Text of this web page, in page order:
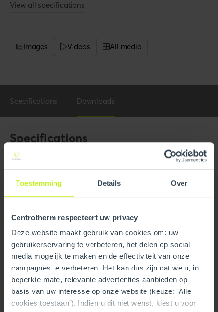
Toestemming Details Over
Centrotherm respecteert uw privacy
Deze website maakt gebruik van cookies om: uw
gebruikerservaring te verbeteren, het delen op social
media mogelijk te maken en de effectiviteit van onze
campagnes te verbeteren. Het kan dus zijn dat we u, in
beperkte mate, relevante advertenties aanbieden op
basis van uw interesse op onze website (keuze: 'Alle
cookies toestaan'). Indien u dit niet wenst, kiest u voor
View all specifications
Images Videos All media
Specifications Downloads
Specifications
Product Name 4'' x 87 Elbow Long
GTIN 0815010018132
Part number 250406201370
Technical
Color Gray